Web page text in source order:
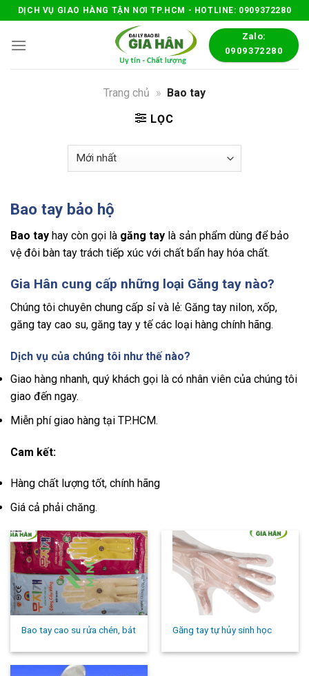
Skip
to
content
DỊCH VỤ GIAO HÀNG TẬN NƠI TP.HCM - HOTLINE: 0909372280
Zalo:
0909372280
Trang chủ » Bao tay
LỌC
Bao tay bảo hộ
Bao tay hay còn gọi là găng tay là sản phẩm dùng để bảo
vệ đôi bàn tay trách tiếp xúc với chất bẩn hay hóa chất.
Gia Hân cung cấp những loại Găng tay nào?
Chúng tôi chuyên chung cấp sỉ và lẻ: Găng tay nilon, xốp,
găng tay cao su, găng tay y tế các loại hàng chính hãng.
Dịch vụ của chúng tôi như thế nào?
Giao hàng nhanh, quý khách gọi là có nhân viên của chúng tôi
giao đến ngay.
Miễn phí giao hàng tại TP.HCM.
Cam kết:
Hàng chất lượng tốt, chính hãng
Giá cả phải chăng.
Bao tay cao su rửa chén, bát Găng tay tự hủy sinh học